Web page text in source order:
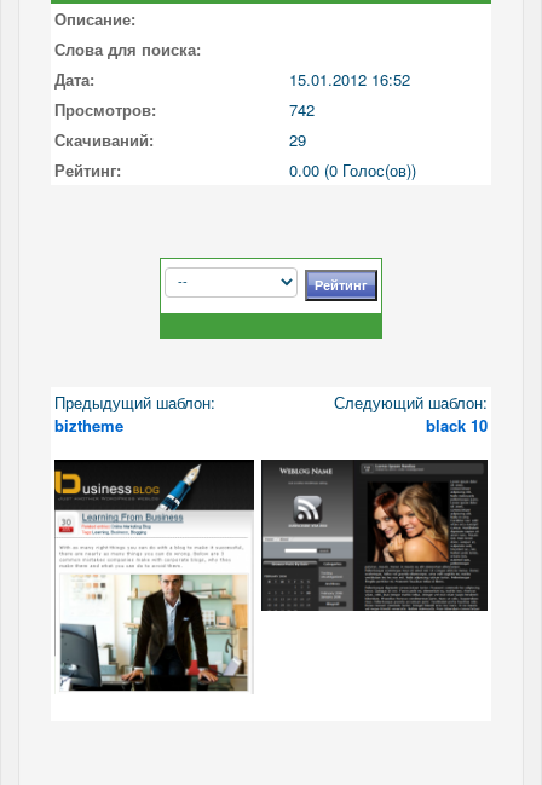
Описание:
Слова для поиска:
Дата:
15.01.2012 16:52
Просмотров:
742
Скачиваний:
29
Рейтинг:
0.00 (0 Голос(ов))
Предыдущий шаблон:
biztheme
Следующий шаблон:
black 10